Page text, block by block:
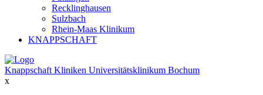
Recklinghausen
Sulzbach
Rhein-Maas Klinikum
KNAPPSCHAFT
Knappschaft Kliniken Universitätsklinikum Bochum
x